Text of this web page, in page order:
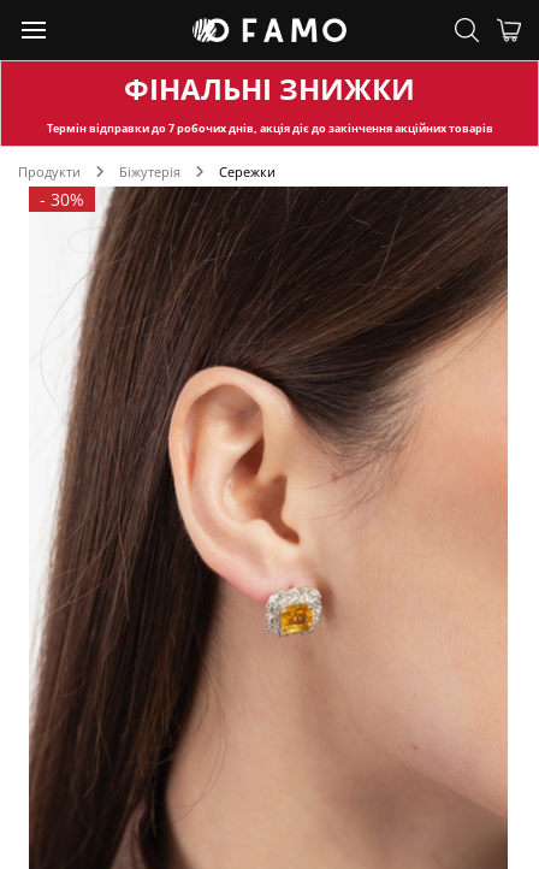
ФІНАЛЬНІ ЗНИЖКИ
Термін відправкидо 7 робочих днів, акція діє до закінчення акційних товарів
Продукти Біжутерія Сережки
- 30%